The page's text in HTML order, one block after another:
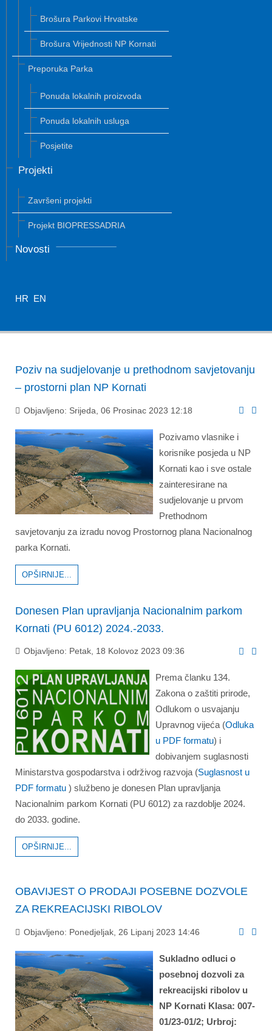
Brošura Parkovi Hrvatske
Brošura Vrijednosti NP Kornati
Preporuka Parka
Ponuda lokalnih proizvoda
Ponuda lokalnih usluga
Posjetite
Projekti
Završeni projekti
Projekt BIOPRESSADRIA
Novosti
HR EN
Poziv na sudjelovanje u prethodnom savjetovanju
– prostorni plan NP Kornati
Objavljeno: Srijeda, 06 Prosinac 2023 12:18
Pozivamo vlasnike i
korisnike posjeda u NP
Kornati kao i sve ostale
zainteresirane na
sudjelovanje u prvom
Prethodnom
savjetovanju za izradu novog Prostornog plana Nacionalnog
parka Kornati.
OPŠIRNIJE...
Donesen Plan upravljanja Nacionalnim parkom
Kornati (PU 6012) 2024.-2033.
Objavljeno: Petak, 18 Kolovoz 2023 09:36
Prema članku 134.
Zakona o zaštiti prirode,
Odlukom o usvajanju
Upravnog vijeća (Odluka
u PDF formatu) i
dobivanjem suglasnosti
Ministarstva gospodarstva i održivog razvoja (Suglasnost u
PDF formatu ) službeno je donesen Plan upravljanja
Nacionalnim parkom Kornati (PU 6012) za razdoblje 2024.
do 2033. godine.
OPŠIRNIJE...
OBAVIJEST O PRODAJI POSEBNE DOZVOLE
ZA REKREACIJSKI RIBOLOV
Objavljeno: Ponedjeljak, 26 Lipanj 2023 14:46
Sukladno odluci o
posebnoj dozvoli za
rekreacijski ribolov u
NP Kornati Klasa: 007-
01/23-01/2; Urbroj: